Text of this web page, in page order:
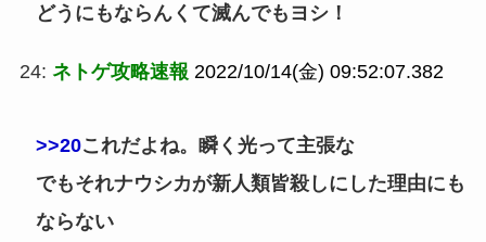
どうにもならんくて滅んでもヨシ！
24: ネトゲ攻略速報 2022/10/14(金) 09:52:07.382
>>20これだよね。瞬く光って主張な
でもそれナウシカが新人類皆殺しにした理由にも
ならない